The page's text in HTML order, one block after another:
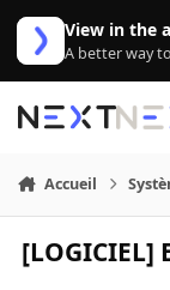
Aller au contenu
View in the
A better way
Accueil
[LOGICIEL]